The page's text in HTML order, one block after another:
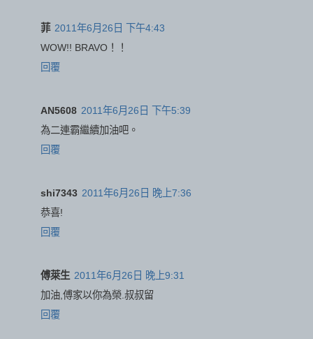
菲 2011年6月26日 下午4:43
WOW!! BRAVO！！
回覆
AN5608 2011年6月26日 下午5:39
為二連霸繼續加油吧。
回覆
shi7343 2011年6月26日 晚上7:36
恭喜!
回覆
傅萊生 2011年6月26日 晚上9:31
加油,傅家以你為榮.叔叔留
回覆